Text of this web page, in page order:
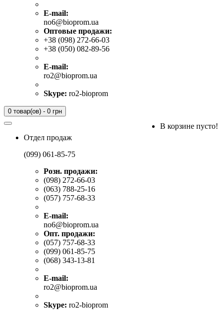
E-mail:
no6@bioprom.ua
Оптовые продажи:
+38 (098) 272-66-03
+38 (050) 082-89-56
E-mail:
ro2@bioprom.ua
Skype: ro2-bioprom
0 товар(ов) - 0 грн
В корзине пусто!
Отдел продаж
(099) 061-85-75
Розн. продажи:
(098) 272-66-03
(063) 788-25-16
(057) 757-68-33
E-mail:
no6@bioprom.ua
Опт. продажи:
(057) 757-68-33
(099) 061-85-75
(068) 343-13-81
E-mail:
ro2@bioprom.ua
Skype: ro2-bioprom